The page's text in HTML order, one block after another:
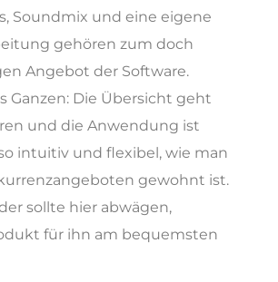
Soundmix und eine eigene
gehören zum doch
Angebot der Software.
Ganzen: Die Übersicht geht
und die Anwendung ist
intuitiv und flexibel, wie man
gewohnt ist.
sollte hier abwägen,
für ihn am bequemsten